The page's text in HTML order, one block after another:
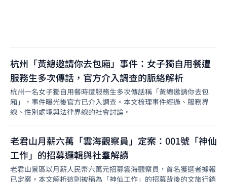
杭州「黃總邀請你去包廂」事件：女子獨自用餐遭
服務生多次傳話，官方介入調查的脈絡解析
杭州一名女子獨自用餐時遭服務生多次傳話稱「黃總邀請你去包
廂」，事件曝光後官方已介入調查。本文梳理事件經過、服務界
線、性別處境與法律界線的社會討論。
老君山月薪六萬「雲海觀察員」定案：001號「神仙
工作」的招募邏輯與社羣解讀
老君山景區以月薪人民幣六萬元招募雲海觀察員，首名獲選者據報
已定案。本文解析這則被稱為「神仙工作」的招募背後的文旅行銷